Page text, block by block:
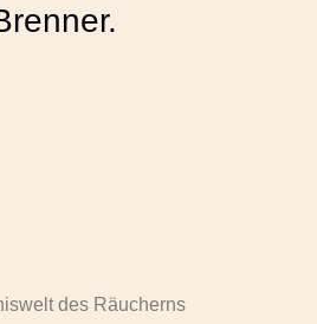
des Räucherns